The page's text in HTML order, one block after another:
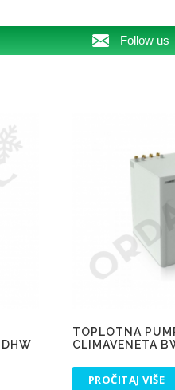
Follow us
TOPLOTNA
CLIMAVENETA
PROČITAJ VIŠE